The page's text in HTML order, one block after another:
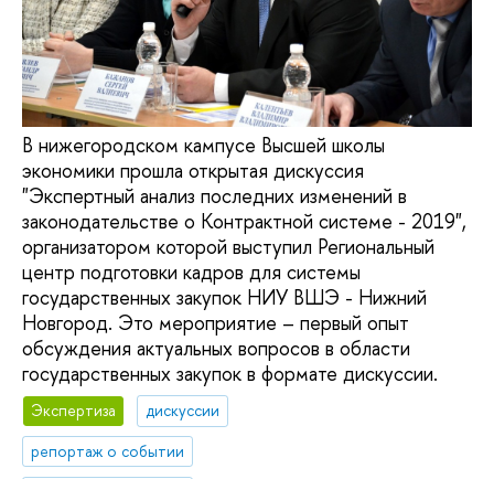
В нижегородском кампусе Высшей школы
экономики прошла открытая дискуссия
"Экспертный анализ последних изменений в
законодательстве о Контрактной системе - 2019",
организатором которой выступил Региональный
центр подготовки кадров для системы
государственных закупок НИУ ВШЭ - Нижний
Новгород. Это мероприятие – первый опыт
обсуждения актуальных вопросов в области
государственных закупок в формате дискуссии.
Экспертиза
дискуссии
репортаж о событии